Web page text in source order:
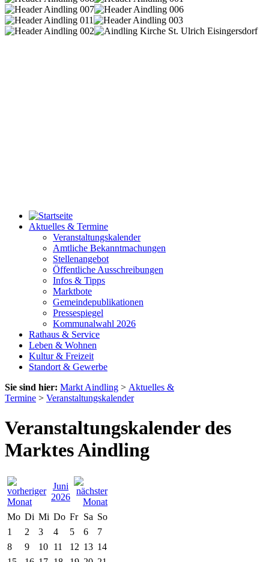
Aktuelles & Termine
Veranstaltungskalender
Amtliche Bekanntmachungen
Stellenangebot
Öffentliche Ausschreibungen
Infos & Tipps
Marktbote
Gemeindepublikationen
Pressespiegel
Kommunalwahl 2026
Rathaus & Service
Leben & Wohnen
Kultur & Freizeit
Standort & Gewerbe
Sie sind hier: Markt Aindling > Aktuelles &
Termine > Veranstaltungskalender
Veranstaltungskalender des
Marktes Aindling
Juni
2026
Mo Di Mi Do Fr Sa So
1
2 3 4 5 6
7
8
9 10 11 12 13 14